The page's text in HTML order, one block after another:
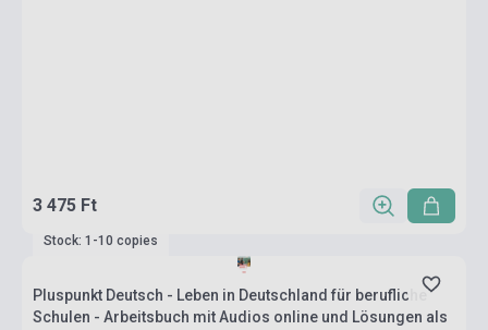
3 475 Ft
Stock: 1-10 copies
Pluspunkt Deutsch - Leben in Deutschland für berufliche
Schulen - Arbeitsbuch mit Audios online und Lösungen als